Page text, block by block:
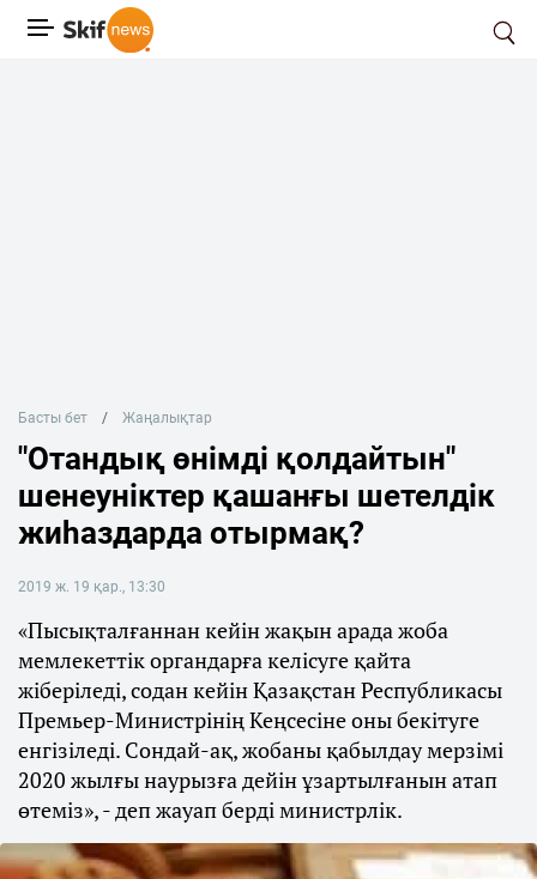
Басты бет Жаңалықтар
"Отандық өнімді қолдайтын"
шенеуніктер қашанғы шетелдік
жиһаздарда отырмақ?
2019 ж. 19 қар., 13:30
«Пысықталғаннан кейін жақын арада жоба
мемлекеттік органдарға келісуге қайта
жіберіледі, содан кейін Қазақстан Республикасы
Премьер-Министрінің Кеңсесіне оны бекітуге
енгізіледі. Сондай-ақ, жобаны қабылдау мерзімі
2020 жылғы наурызға дейін ұзартылғанын атап
өтеміз», - деп жауап берді министрлік.